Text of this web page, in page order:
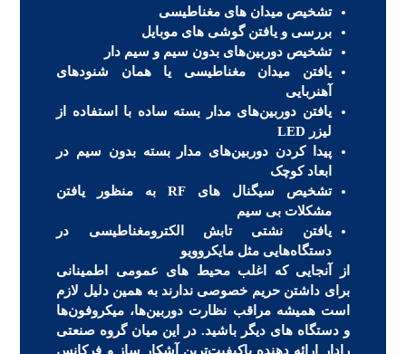
تشخیص میدان های مغناطیسی
بررسی و یافتن گوشی های موبایل
تشخیص دوربین‌های بدون سیم و سیم دار
یافتن میدان مغناطیسی یا همان شنودهای
آهنربایی
یافتن دوربین‌های مدار بسته ساده با استفاده از
لیزر LED
پیدا کردن دوربین‌های مدار بسته بدون سیم در
ابعاد کوچک
تشخیص سیگنال های RF به منظور یافتن
مشکلات بی سیم
یافتن نشتی تابش الکترومغناطیسی در
دستگاه‌هایی مثل مایکروویو
از آنجایی که اغلب محیط های عمومی اطمینانی
برای داشتن حریم خصوصی ندارند به همین دلیل لازم
است همیشه مراقب نظارت دوربین‌ها، میکروفون‌ها
و دستگاه های دیگر باشید. در این میان گروه صنعتی
رادار ارائه دهنده باکیفیت‌ترین آشکار ساز و فرکانس